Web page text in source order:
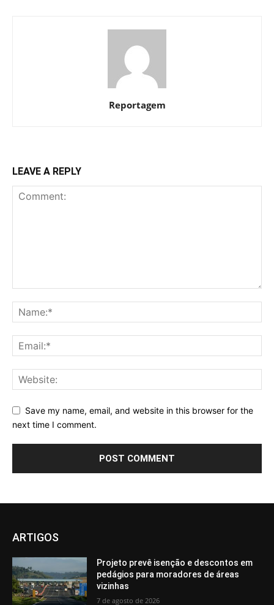
Reportagem
LEAVE A REPLY
Save my name, email, and website in this browser for the
next time I comment.
ARTIGOS
Projeto prevê isenção e descontos em
pedágios para moradores de áreas
vizinhas
7 de agosto de 2026